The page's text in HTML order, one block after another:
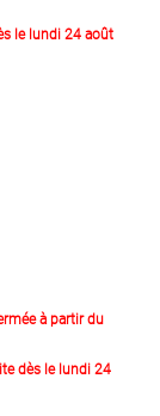
le lundi 24 août
à partir du
dès le lundi 24